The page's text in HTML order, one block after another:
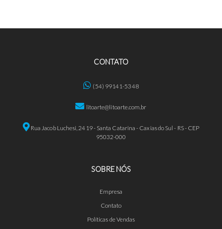
CONTATO
(54) 99141-5348
litoarte@litoarte.com.br
Rua Jacob Luchesi, 2419 - Santa Catarina - Caxias do Sul - RS - CEP
95032-000
SOBRE NÓS
Empresa
Contato
Políticas de Vendas